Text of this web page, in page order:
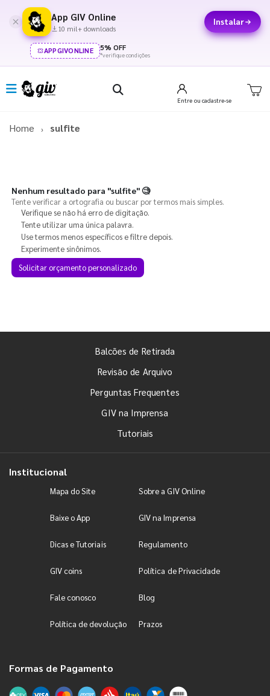
App GIV Online
10 mil+ downloads
Instalar
APPGIVONLINE 5% OFF
*verifique condições
Entre ou cadastre-se
Home sulfite
Nenhum resultado para "sulfite"🧐
Tente verificar a ortografia ou buscar por termos mais simples.
Verifique se não há erro de digitação.
Tente utilizar uma única palavra.
Use termos menos específicos e filtre depois.
Experimente sinônimos.
Solicitar orçamento personalizado
Balcões de Retirada
Revisão de Arquivo
Perguntas Frequentes
GIV na Imprensa
Tutoriais
Institucional
Mapa do Site Sobre a GIV Online
Baixe o App GIV na Imprensa
Dicas e Tutoriais Regulamento
GIV coins Política de Privacidade
Fale conosco Blog
Política de devolução Prazos
Formas de Pagamento